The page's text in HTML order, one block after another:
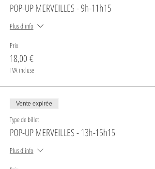
POP-UP MERVEILLES - 9h-11h15
Plus d'info
Prix
18,00 €
TVA incluse
Vente expirée
Type de billet
POP-UP MERVEILLES - 13h-15h15
Plus d'info